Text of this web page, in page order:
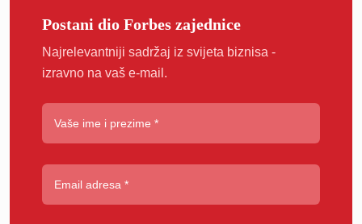
Postani dio Forbes zajednice
Najrelevantniji sadržaj iz svijeta biznisa -
izravno na vaš e-mail.